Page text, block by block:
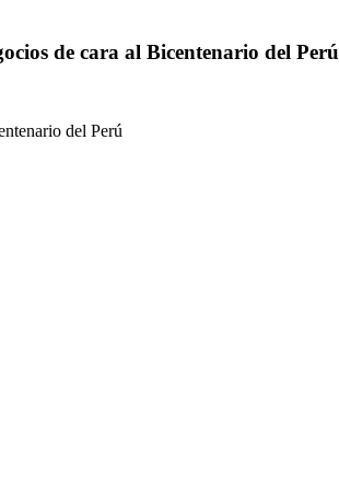
de cara al Bicentenario del Perú
del Perú